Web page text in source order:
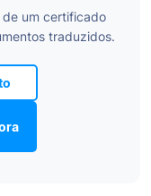
um certificado
traduzidos.